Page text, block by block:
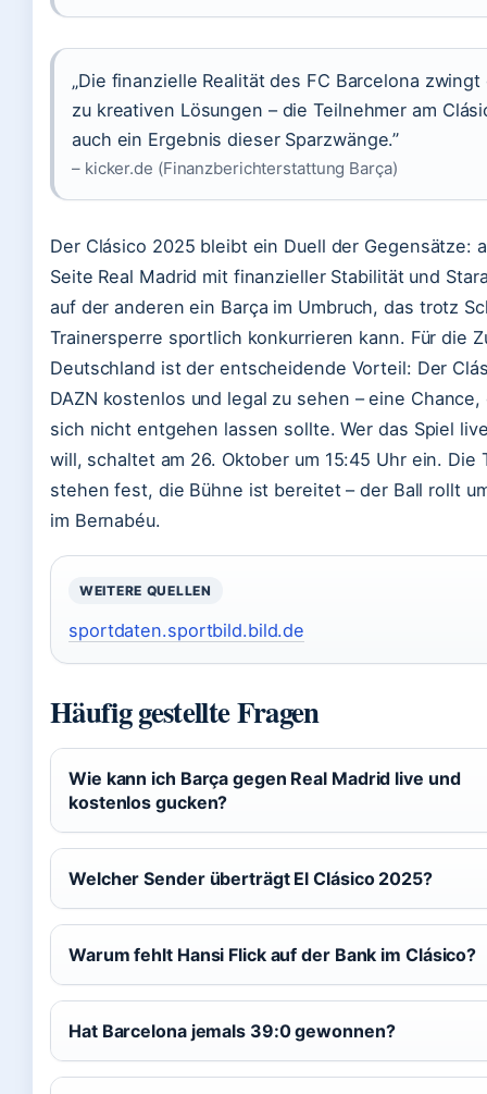
„Die finanzielle Realität des FC Barcelona zwingt
zu kreativen Lösungen – die Teilnehmer am
auch ein Ergebnis dieser Sparzwänge.”
– kicker.de (Finanzberichterstattung Barça)
Der Clásico 2025 bleibt ein Duell der Gegensätze:
Seite Real Madrid mit finanzieller Stabilität und
auf der anderen ein Barça im Umbruch, das trotz
Trainersperre sportlich konkurrieren kann. Für die
Deutschland ist der entscheidende Vorteil: Der
DAZN kostenlos und legal zu sehen – eine Chance,
sich nicht entgehen lassen sollte. Wer das Spiel
will, schaltet am 26. Oktober um 15:45 Uhr ein. Die
stehen fest, die Bühne ist bereitet – der Ball rollt
im Bernabéu.
WEITERE QUELLEN
sportdaten.sportbild.bild.de
Häufig gestellte Fragen
Wie kann ich Barça gegen Real Madrid live und
kostenlos gucken?
Welcher Sender überträgt El Clásico 2025?
Warum fehlt Hansi Flick auf der Bank im Clásico?
Hat Barcelona jemals 39:0 gewonnen?